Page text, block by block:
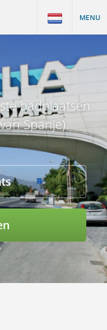
MENU
badplaatsen
Spanje).